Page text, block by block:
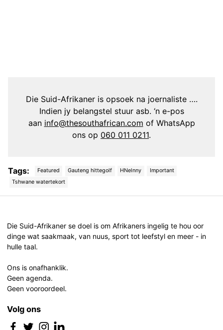
Die Suid-Afrikaner is opsoek na joernaliste ….
Indien jy belangstel stuur asb. ‘n e-pos
aan info@thesouthafrican.com of WhatsApp
ons op 060 011 0211.
Tags: Featured Gauteng hittegolf HNelnny
Important
Tshwane watertekort
Die Suid-Afrikaner se doel is om Afrikaners ingelig te hou oor
dinge wat saakmaak, van nuus, sport tot leefstyl en meer - in
hulle taal.
Ons is onafhanklik.
Geen agenda.
Geen vooroordeel.
Volg ons